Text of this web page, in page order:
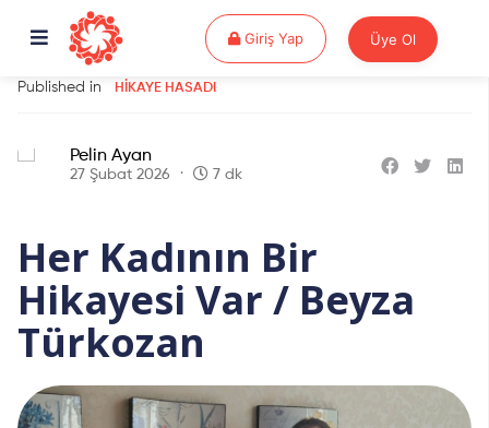
Giriş YapGiriş Yap Üye Ol
Published in HIKAYE HASADI
Pelin Ayan
27 Şubat 2026 7 dk
Her Kadının Bir
Hikayesi Var / Beyza
Türkozan